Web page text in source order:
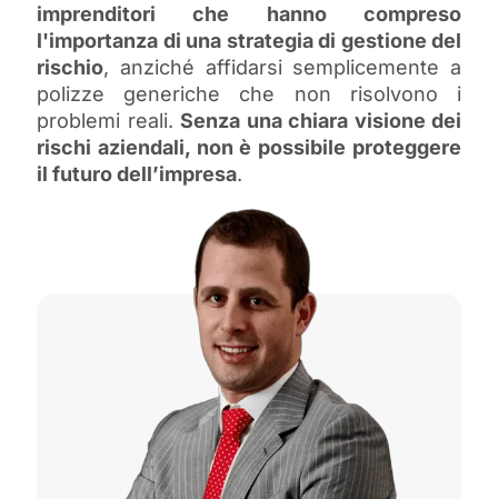
imprenditori che hanno compreso
l'importanza di una strategia di gestione del
rischio, anziché affidarsi semplicemente a
polizze generiche che non risolvono i
problemi reali. Senza una chiara visione dei
rischi aziendali, non è possibile proteggere
il futuro dell’impresa.